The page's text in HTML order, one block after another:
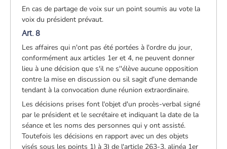
En cas de partage de voix sur un point soumis au vote la
voix du président prévaut.
Art. 8
Les affaires qui n'ont pas été portées à l'ordre du jour,
conformément aux articles 1er et 4, ne peuvent donner
lieu à une décision que s'il ne s''élève aucune opposition
contre la mise en discussion ou sil sagit d'une demande
tendant à la convocation dune réunion extraordinaire.
Les décisions prises font l'objet d'un procès-verbal signé
par le président et le secrétaire et indiquant la date de la
séance et les noms des personnes qui y ont assisté.
Toutefois les décisions en rapport avec un des objets
visés sous les points 1) à 3) de l'article 263-3, alinéa 1er